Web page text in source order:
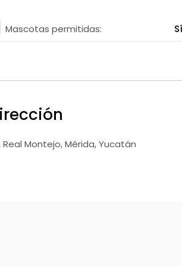
Mascotas permitidas: Sí
Real Montejo, Mérida, Yucatán